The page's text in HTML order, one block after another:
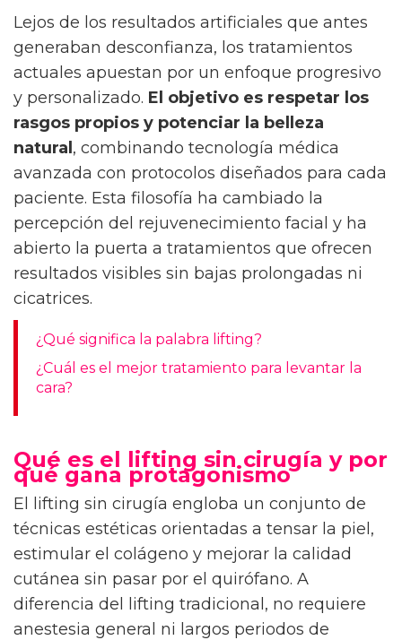
Lejos de los resultados artificiales que antes
generaban desconfianza, los tratamientos
actuales apuestan por un enfoque progresivo
y personalizado. El objetivo es respetar los
rasgos propios y potenciar la belleza
natural , combinando tecnología médica
avanzada con protocolos diseñados para cada
paciente. Esta filosofía ha cambiado la
percepción del rejuvenecimiento facial y ha
abierto la puerta a tratamientos que ofrecen
resultados visibles sin bajas prolongadas ni
cicatrices.
¿Qué significa la palabra lifting?
¿Cuál es el mejor tratamiento para levantar la
cara?
Qué es el lifting sin cirugía y por
qué gana protagonismo
El lifting sin cirugía engloba un conjunto de
técnicas estéticas orientadas a tensar la piel,
estimular el colágeno y mejorar la calidad
cutánea sin pasar por el quirófano. A
diferencia del lifting tradicional, no requiere
anestesia general ni largos periodos de